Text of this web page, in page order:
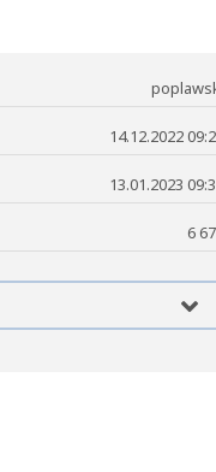
14.12.2022
13.01.2023
6